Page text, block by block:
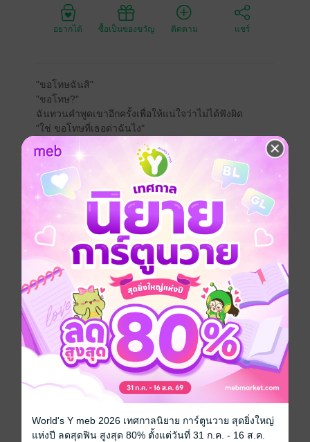
อยากได้ ซื้อเป็นของขวัญ ติดตาม แชร์
"ขอโทษฉันสิ"
"ขอโทษ?"
ฉันทวนคำพูดเขาอีกครั้งเพื่อให้แน่ใจว่าไม่ได้ฟังผิด
"ใช่ ขอโทษที่เธอด่าฉันไง"
"เฮอะ แค่นี้ใช่ไหม ขอโทษ"
ฉันพูดขอโทษส่ง ๆ ตามที่เขาต้องการแต่ดูเหมือนเจ้าตัว
จะยังไม่พอใจ
"พูดให้มันดี ๆ หน่อย"
"นี่แหละดีที่สุดสำหรับฉันแล้ว"
เขาถอนหายใจออกมาเฮือกใหญ่ ยกมือขึ้นกอดอก มองฉัน
ด้วยสายตานิ่ง ๆ
"นายจะให้พูดยังไงบอกมาสิ"
"ผัวขา เมียขอโทษ เมียผิดไปแล้ว"
"ฮะ!!?"
--------------
** เพิ่มตอนพิเศษให้ตามคำเรียกร้องแล้วนะคะ สำหรับใคร
เคยซื้อหนังสือไปก่อนหน้านี้ สามารถเข้ามาอ่านตอนพิเศษ
โดยไม่ต้องเสียค่าใช้จ่ายเพิ่ม ขอบคุณต้องการตอบรับที่ดี
เกินคาด และ ความรักที่มีให้กันนะคะ **
World's Y meb 2026 เทศกาลนิยาย การ์ตูนวาย สุดยิ่งใหญ่
แห่งปี ลดสุดฟิน สูงสุด 80% ตั้งแต่วันที่ 31 ก.ค. - 16 ส.ค.